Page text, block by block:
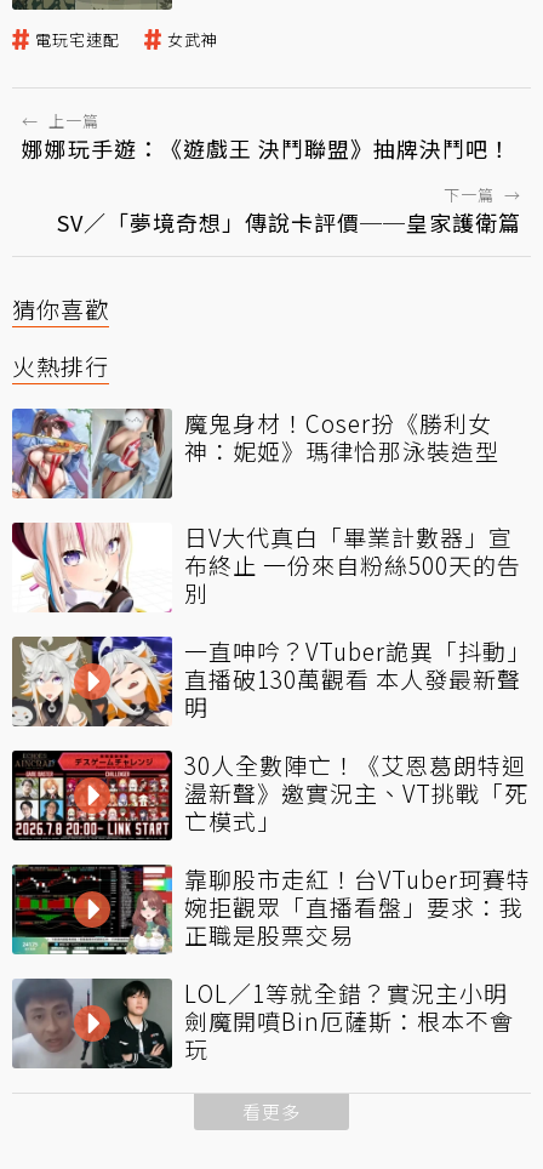
電玩宅速配 女武神
← 上一篇
娜娜玩手遊：《遊戲王 決鬥聯盟》抽牌決鬥吧！
下一篇 →
SV／「夢境奇想」傳說卡評價──皇家護衛篇
猜你喜歡
火熱排行
魔鬼身材！Coser扮《勝利女
神：妮姬》瑪律恰那泳裝造型
日V大代真白「畢業計數器」宣
布終止 一份來自粉絲500天的告
別
一直呻吟？VTuber詭異「抖動」
直播破130萬觀看 本人發最新聲
明
30人全數陣亡！《艾恩葛朗特迴
盪新聲》邀實況主、VT挑戰「死
亡模式」
靠聊股市走紅！台VTuber珂賽特
婉拒觀眾「直播看盤」要求：我
正職是股票交易
LOL／1等就全錯？實況主小明
劍魔開噴Bin厄薩斯：根本不會
玩
看更多